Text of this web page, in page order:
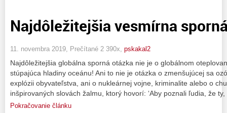
Najdôležitejšia vesmírna
11. novembra 2019, Prečítané 2 390x, pskakal2
Najdôležitejšia globálna sporná otázka nie je o globálnom
stúpajúca hladiny oceánu! Ani to nie je otázka o zmenšujúcej sa
explózii obyvateľstva, ani o nukleárnej vojne, kriminalite alebo o
inšpirovaných slovách žalmu, ktorý hovorí: ‘Aby poznali ľudia, že
Pokračovanie článku